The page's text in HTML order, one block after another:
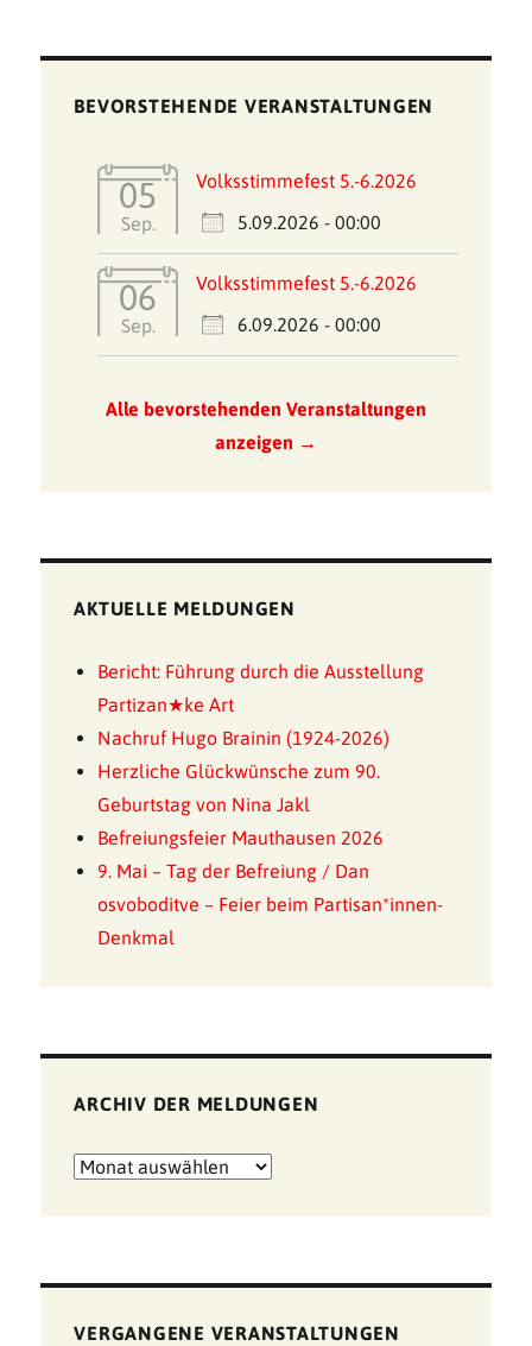
BEVORSTEHENDE VERANSTALTUNGEN
05
Sep.
Volksstimmefest 5.-6.2026
5.09.2026 - 00:00
06
Sep.
Volksstimmefest 5.-6.2026
6.09.2026 - 00:00
Alle bevorstehenden Veranstaltungen
anzeigen →
AKTUELLE MELDUNGEN
Bericht: Führung durch die Ausstellung
Partizan★ke Art
Nachruf Hugo Brainin (1924-2026)
Herzliche Glückwünsche zum 90.
Geburtstag von Nina Jakl
Befreiungsfeier Mauthausen 2026
9. Mai – Tag der Befreiung / Dan
osvoboditve – Feier beim Partisan*innen-
Denkmal
ARCHIV DER MELDUNGEN
Archiv
VERGANGENE VERANSTALTUNGEN